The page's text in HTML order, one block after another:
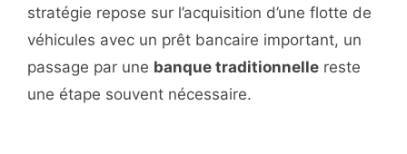
stratégie repose sur l’acquisition d’une flotte de
véhicules avec un prêt bancaire important, un
passage par une banque traditionnelle reste
une étape souvent nécessaire.